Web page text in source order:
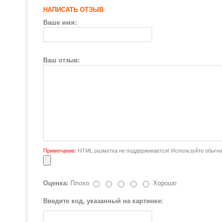
НАПИСАТЬ ОТЗЫВ
Ваше имя:
Ваш отзыв:
Примечание: HTML разметка не поддерживается! Используйте
Оценка: Плохо Хорошо
Введите код, указанный на картинке: